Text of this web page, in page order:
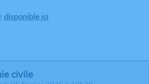
disponible ici.
civile